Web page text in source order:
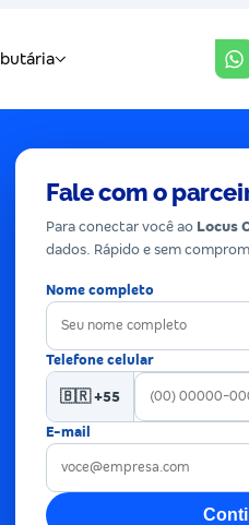
Fale com o
Para conectar você ao Locus
dados. Rápido e sem
Nome completo
Telefone celular
🇧🇷 +55
E-mail